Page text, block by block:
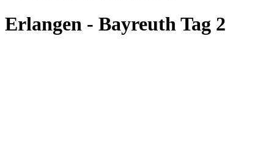
Erlangen - Bayreuth Tag 2